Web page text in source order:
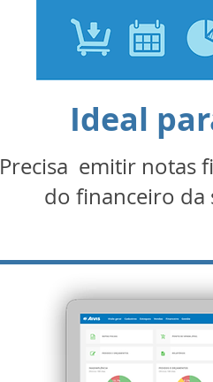
Ideal
Precisa emitir notas
do financeiro da